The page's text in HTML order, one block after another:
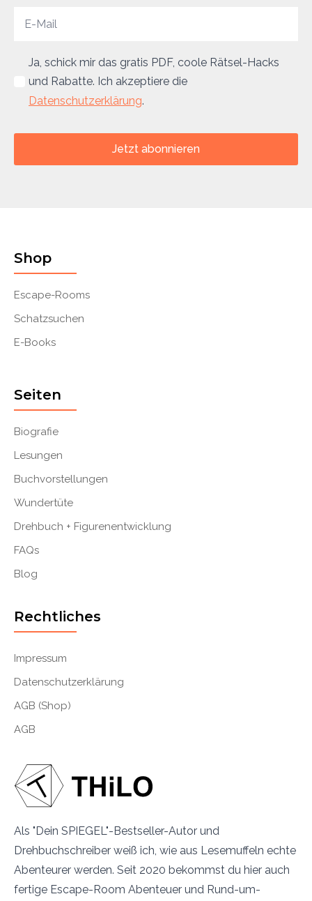
Ja, schick mir das gratis PDF, coole Rätsel-Hacks
und Rabatte. Ich akzeptiere die
Datenschutzerklärung.
Jetzt abonnieren
Als "Dein SPIEGEL"-Bestseller-Autor und
Drehbuchschreiber weiß ich, wie aus Lesemuffeln echte
Abenteurer werden. Seit 2020 bekommst du hier auch
fertige Escape-Room Abenteuer und Rund-um-
Shop
Escape-Rooms
Schatzsuchen
E-Books
Seiten
Biografie
Lesungen
Buchvorstellungen
Wundertüte
Drehbuch + Figurenentwicklung
FAQs
Blog
Rechtliches
Impressum
Datenschutzerklärung
AGB (Shop)
AGB